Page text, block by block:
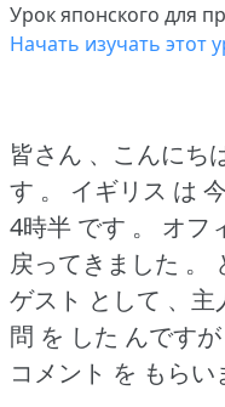
Урок японского для
Начать изучать этот
皆さん 、こんにち
す 。
イギリス は
4時半 です 。
オフ
戻ってきました 。
ゲスト として 、主
問 を した んです
コメント を もらい